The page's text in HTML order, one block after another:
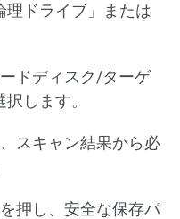
理ドライブ」または
ドディスク/ターゲ
します。
スキャン結果から必
押し、安全な保存パ